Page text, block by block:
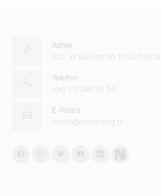
Adres
100. Yıl Bulvarı No:101/A
Telefon
+90 312 385 50 90
E-Posta
ostim@ostim.org.tr